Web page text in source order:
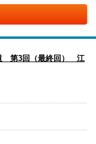
第3回（最終回） 江